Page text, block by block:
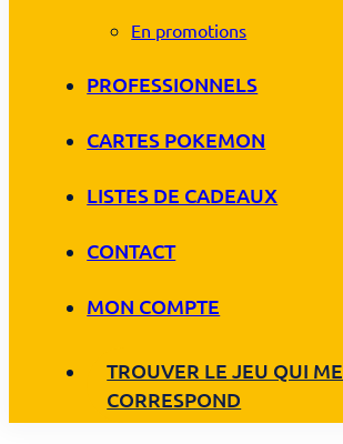
En promotions
PROFESSIONNELS
CARTES POKEMON
LISTES DE CADEAUX
CONTACT
MON COMPTE
TROUVER LE JEU QUI ME
CORRESPOND